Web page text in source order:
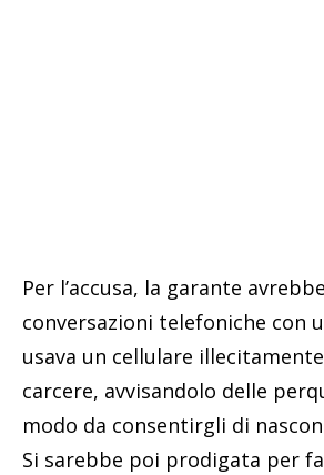
Per l’accusa, la garante
conversazioni telefoniche con
usava un cellulare
carcere, avvisandolo delle
modo da consentirgli di
Si sarebbe poi prodigata per